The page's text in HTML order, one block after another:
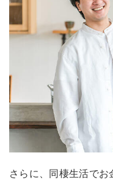
さらに、同棲生活で